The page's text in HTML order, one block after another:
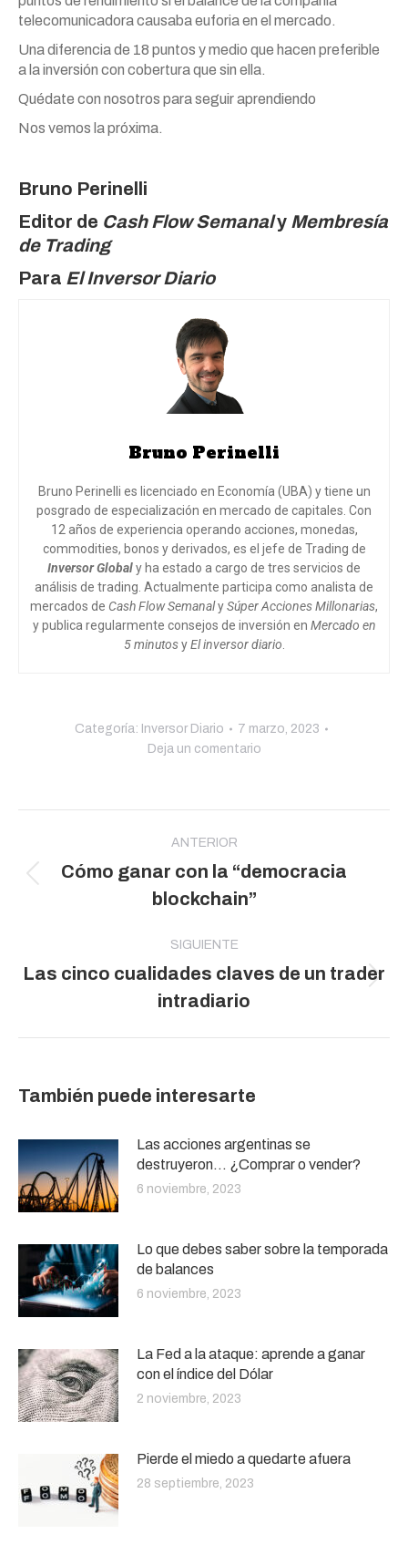
telecomunicadora causaba euforia en el mercado.
Una diferencia de 18 puntos y medio que hacen preferible
a la inversión con cobertura que sin ella.
Quédate con nosotros para seguir aprendiendo
Nos vemos la próxima.
Bruno Perinelli
Editor de Cash Flow Semanaly Membresía
de Trading
Para El Inversor Diario
Bruno Perinelli
Bruno Perinelli es licenciado en Economía (UBA) y tiene un
posgrado de especialización en mercado de capitales. Con
12 años de experiencia operando acciones, monedas,
commodities, bonos y derivados, es el jefe de Trading de
Inversor Globaly ha estado a cargo de tres servicios de
análisis de trading. Actualmente participa como analista de
mercados de Cash Flow SemanalySúper Acciones Millonarias,
y publica regularmente consejos de inversión en Mercado en
5 minutosyEl inversor diario.
Categoría: Inversor Diario
7 marzo, 2023
Deja un comentario
publicaciones
ANTERIOR
Publicación
anterior:
Cómo ganar con la “democracia
blockchain”
SIGUIENTE
Publicación
siguiente:
Las cinco cualidades claves de un trader
intradiario
También puede interesarte
Las acciones argentinas se
destruyeron… ¿Comprar o vender?
6 noviembre, 2023
Lo que debes saber sobre la temporada
de balances
6 noviembre, 2023
La Fed a la ataque: aprende a ganar
con el índice del Dólar
2 noviembre, 2023
Pierde el miedo a quedarte afuera
28 septiembre, 2023